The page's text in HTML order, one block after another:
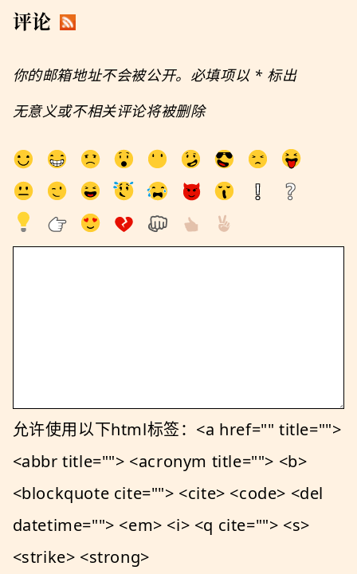
评论
你的邮箱地址不会被公开。必填项以 *标出
无意义或不相关评论将被删除
允许使用以下html标签：<a href="" title="">
<abbr title=""> <acronym title=""> <b>
<blockquote cite=""> <cite> <code> <del
datetime=""> <em> <i> <q cite=""> <s>
<strike> <strong>